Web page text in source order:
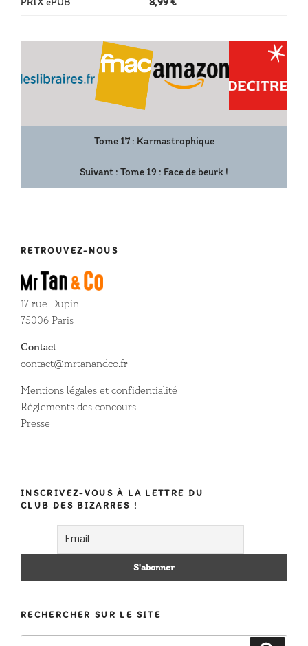
Tome 17 : Karmastrophique
Suivant : Tome 19 : Face de beurk !
RETROUVEZ-NOUS
17 rue Dupin
75006 Paris
Contact
contact@mrtanandco.fr
Mentions légales et confidentialité
Règlements des concours
Presse
INSCRIVEZ-VOUS À LA LETTRE DU
CLUB DES BIZARRES !
RECHERCHER SUR LE SITE